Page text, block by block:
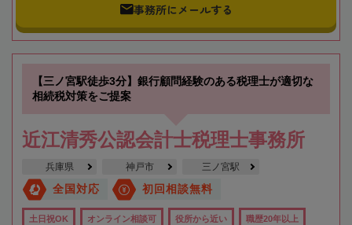
事務所にメールする
【三ノ宮駅徒歩3分】銀行顧問経験のある税理士が適切な
相続税対策をご提案
近江清秀公認会計士税理士事務所
兵庫県 神戸市 三ノ宮駅
全国対応 初回相談無料
土日祝OK オンライン相談可 役所から近い 職歴20年以上